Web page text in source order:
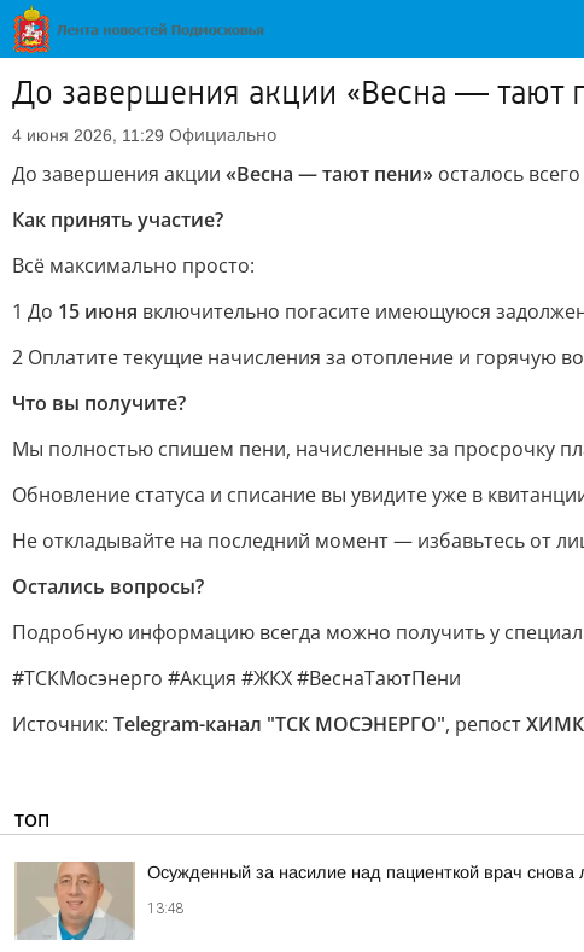
До завершения акции «Весна — тают
4 июня 2026, 11:29 Официально
До завершения акции «Весна — тают пени» осталось всего
Как принять участие?
Всё максимально просто:
1 До 15 июня включительно погасите имеющуюся
2 Оплатите текущие начисления за отопление и горячую
Что вы получите?
Мы полностью спишем пени, начисленные за просрочку
Обновление статуса и списание вы увидите уже в
Не откладывайте на последний момент — избавьтесь от
Остались вопросы?
Подробную информацию всегда можно получить у
#ТСКМосэнерго #Акция #ЖКХ #ВеснаТаютПени
Источник: Telegram-канал "ТСК МОСЭНЕРГО", репост
ТОП
Осужденный за насилие над пациенткой врач снова
13:48